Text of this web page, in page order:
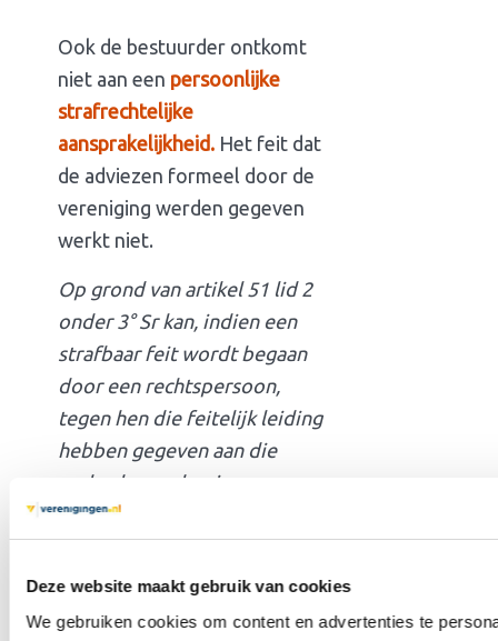
Deze website maakt gebruik van cookies
We gebruiken cookies om content en advertenties te
Ook de bestuurder ontkomt
niet aan een persoonlijke
strafrechtelijke
aansprakelijkheid. Het feit dat
de adviezen formeel door de
vereniging werden gegeven
werkt niet.
Op grond van artikel 51 lid 2
onder 3° Sr kan, indien een
strafbaar feit wordt begaan
door een rechtspersoon,
tegen hen die feitelijk leiding
hebben gegeven aan die
verboden gedraging een
straf of maatregel worden
opgelegd. [verdachte] is
sinds de oprichting van
[bedrijf] op 30 augustus 2022